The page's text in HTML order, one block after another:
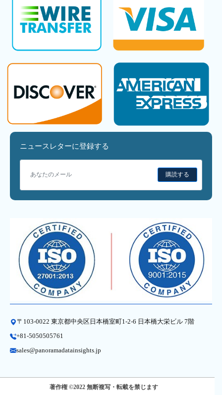
ニュースレターに登録する
購読する
〒103-0022 東京都中央区日本橋室町1-2-6 日本橋大栄ビル 7階
+81-5050505761
sales@panoramadatainsights.jp
著作権 ©2022 無断複写・転載を禁じます